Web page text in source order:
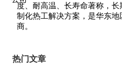
度、耐高温、长寿命著称，
制化热工解决方案，是华东
商。
热门文章